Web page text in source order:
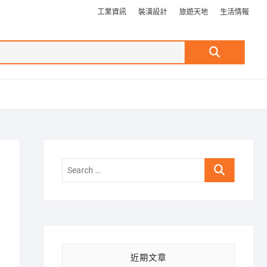
工業資訊 裝潢設計 旅遊天地 生活情報
Search
Search
近期文章